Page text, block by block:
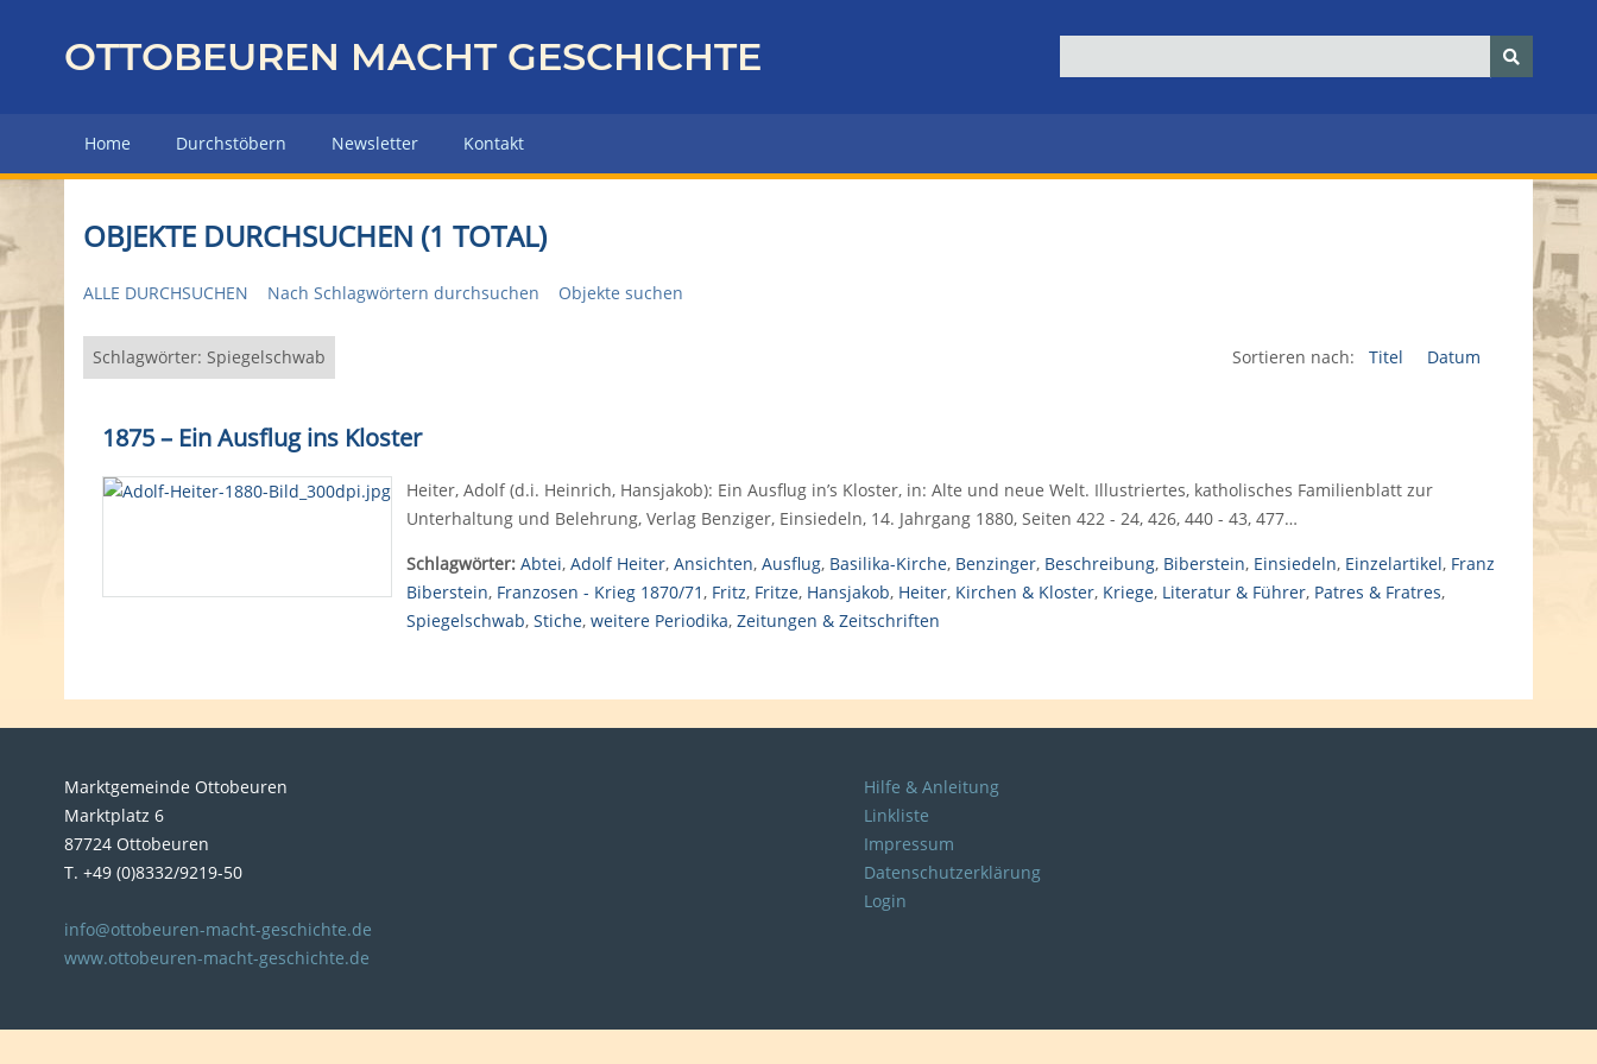
z
r
H
u
p
e
OTTOBEUREN MACHT GESCHICHTE
Home Durchstöbern Newsletter Kontakt
OBJEKTE DURCHSUCHEN (1 TOTAL)
ALLE DURCHSUCHEN Nach Schlagwörtern durchsuchen Objekte suchen
Schlagwörter: Spiegelschwab Sortieren nach: Titel Datum
1875 – Ein Ausflug ins Kloster
Heiter, Adolf (d.i. Heinrich, Hansjakob): Ein Ausflug in’s Kloster, in: Alte und neue Welt. Illustriertes, katholisches Familienblatt zur
Unterhaltung und Belehrung, Verlag Benziger, Einsiedeln, 14. Jahrgang 1880, Seiten 422 - 24, 426, 440 - 43, 477…
Schlagwörter: Abtei, Adolf Heiter, Ansichten, Ausflug, Basilika-Kirche, Benzinger, Beschreibung, Biberstein, Einsiedeln, Einzelartikel, Franz
Biberstein, Franzosen - Krieg 1870/71, Fritz, Fritze, Hansjakob, Heiter, Kirchen & Kloster, Kriege, Literatur & Führer, Patres & Fratres,
Spiegelschwab, Stiche, weitere Periodika, Zeitungen & Zeitschriften
Marktgemeinde Ottobeuren
Marktplatz 6
87724 Ottobeuren
T. +49 (0)8332/9219-50
info@ottobeuren-macht-geschichte.de
www.ottobeuren-macht-geschichte.de
Hilfe & Anleitung
Linkliste
Impressum
Datenschutzerklärung
Login